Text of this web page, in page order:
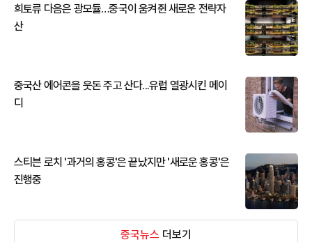
희토류 다음은 광모듈…중국이 움켜쥔 새로운 전략자
산
중국산 에어콘을 웃돈 주고 산다...유럽 열광시킨 메이
디
스티븐 로치 '과거의 홍콩'은 끝났지만 '새로운 홍콩'은
진행중
중국뉴스 더보기